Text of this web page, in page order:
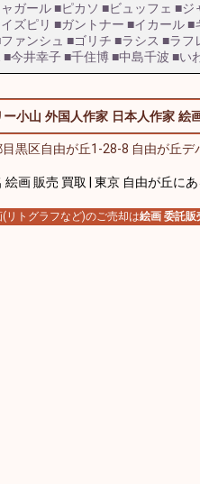
ガール■ピカソ ■ビュッフェ ■ジ
ズピリ ■ガントナー ■イカール■
ァンシュ ■ゴリチ ■ラシス ■ラフ
■今井幸子■千住博■中島千波 ■い
ー小山 外国人作家 日本人作家 絵
黒区自由が丘1-28-8 自由が丘デ
絵画 販売 買取 | 東京 自由が丘に
リトグラフなど)のご売却は絵画 委託販